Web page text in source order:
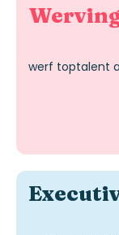
werf toptalent